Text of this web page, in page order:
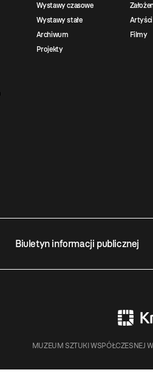
Wystawy czasowe
Wystawy stałe
Archiwum
Projekty
Artyści
Filmy
Biuletyn informacji publicznej
MUZEUM SZTUKI WSPÓŁCZESNEJ